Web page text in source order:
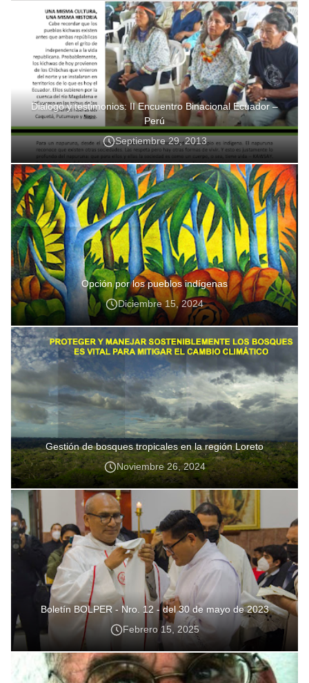
Diálogo y testimonios: II Encuentro Binacional Ecuador –
Perú
Septiembre 29, 2013
Opción por los pueblos indígenas
Diciembre 15, 2024
Gestión de bosques tropicales en la región Loreto
Noviembre 26, 2024
Boletín BOLPER - Nro. 12 - del 30 de mayo de 2023
Febrero 15, 2025